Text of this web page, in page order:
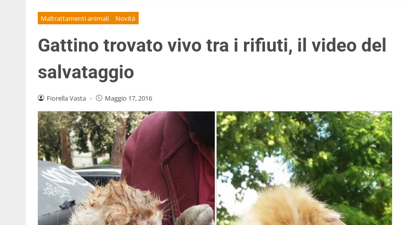
Maltrattamenti animali Novità
Gattino trovato vivo tra i rifiuti, il video del
salvataggio
Fiorella Vasta - Maggio 17, 2016